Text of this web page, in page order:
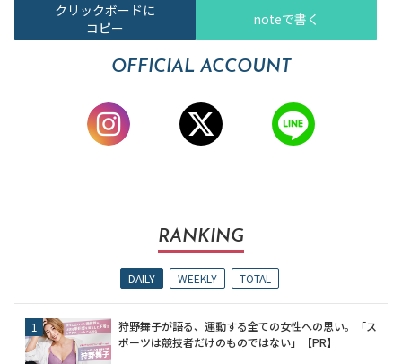
クリックボードに
コピー
noteで書く
OFFICIAL ACCOUNT
RANKING
DAILY WEEKLY TOTAL
狩野舞子が語る、運動する全ての女性への思い。「ス
ポーツは競技者だけのものではない」【PR】